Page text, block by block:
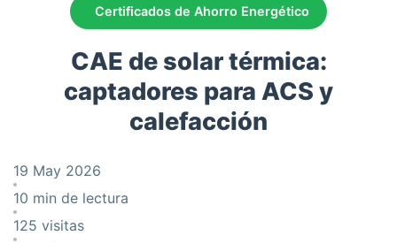
Certificados de Ahorro Energético
CAE de solar térmica:
captadores para ACS y
calefacción
19 May 2026
10 min de lectura
125 visitas